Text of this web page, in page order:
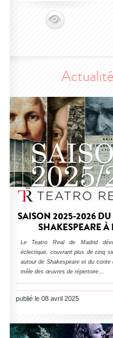
SAISON 2025-2026 DU
SHAKESPEARE À
Le Teatro Real de Madrid
éclectique, couvrant plus de cinq
autour de Shakespeare et du conte
mêle des œuvres de répertoire…
publié le 08 avril 2025